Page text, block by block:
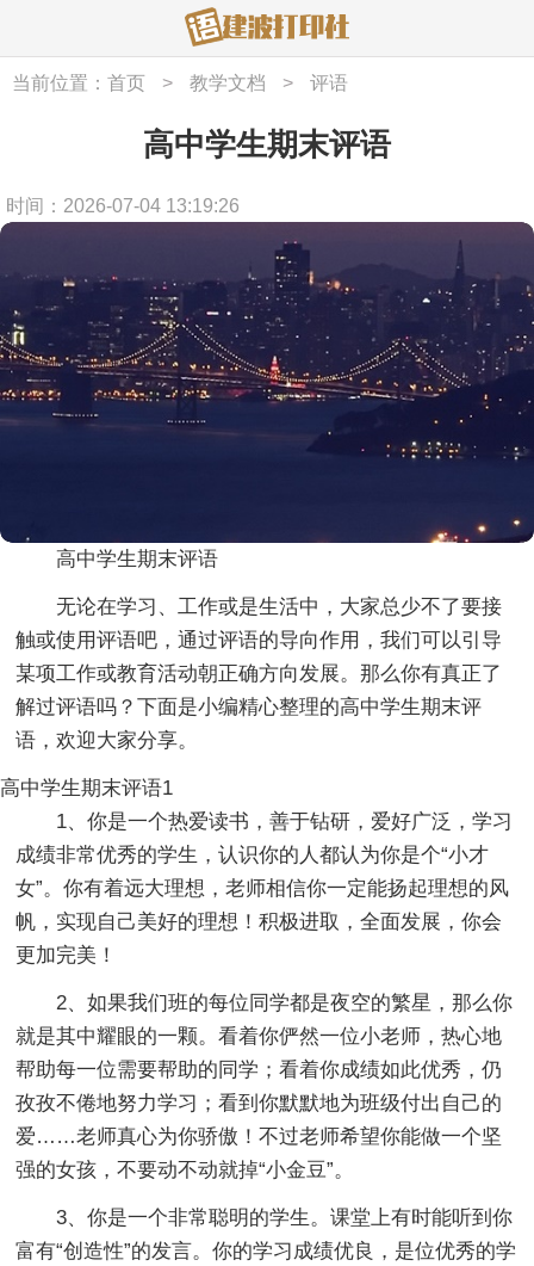
当前位置： 首页 > 教学文档 > 评语
高中学生期末评语
时间：2026-07-04 13:19:26
高中学生期末评语
无论在学习、工作或是生活中，大家总少不了要接
触或使用评语吧，通过评语的导向作用，我们可以引导
某项工作或教育活动朝正确方向发展。那么你有真正了
解过评语吗？下面是小编精心整理的高中学生期末评
语，欢迎大家分享。
高中学生期末评语1
1、你是一个热爱读书，善于钻研，爱好广泛，学习
成绩非常优秀的学生，认识你的人都认为你是个“小才
女”。你有着远大理想，老师相信你一定能扬起理想的风
帆，实现自己美好的理想！积极进取，全面发展，你会
更加完美！
2、如果我们班的每位同学都是夜空的繁星，那么你
就是其中耀眼的一颗。看着你俨然一位小老师，热心地
帮助每一位需要帮助的同学；看着你成绩如此优秀，仍
孜孜不倦地努力学习；看到你默默地为班级付出自己的
爱……老师真心为你骄傲！不过老师希望你能做一个坚
强的女孩，不要动不动就掉“小金豆”。
3、你是一个非常聪明的学生。课堂上有时能听到你
富有“创造性”的发言。你的学习成绩优良，是位优秀的学